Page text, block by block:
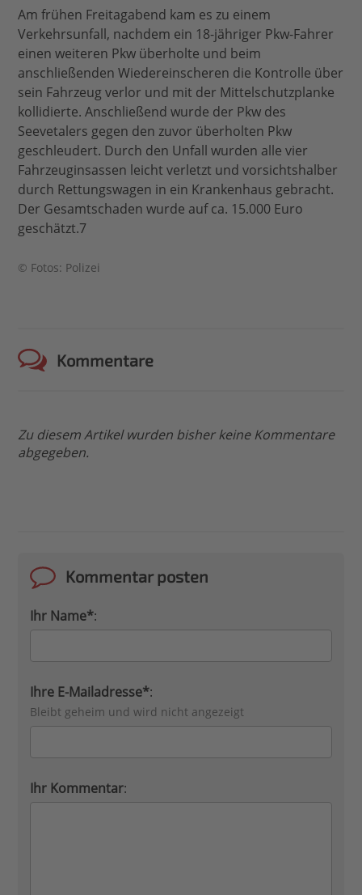
Am frühen Freitagabend kam es zu einem
Verkehrsunfall, nachdem ein 18-jähriger Pkw-Fahrer
einen weiteren Pkw überholte und beim
anschließenden Wiedereinscheren die Kontrolle über
sein Fahrzeug verlor und mit der Mittelschutzplanke
kollidierte. Anschließend wurde der Pkw des
Seevetalers gegen den zuvor überholten Pkw
geschleudert. Durch den Unfall wurden alle vier
Fahrzeuginsassen leicht verletzt und vorsichtshalber
durch Rettungswagen in ein Krankenhaus gebracht.
Der Gesamtschaden wurde auf ca. 15.000 Euro
geschätzt.7
© Fotos: Polizei
Kommentare
Zu diesem Artikel wurden bisher keine Kommentare
abgegeben.
Kommentar posten
Ihr Name*:
Ihre E-Mailadresse*:
Bleibt geheim und wird nicht angezeigt
Ihr Kommentar: